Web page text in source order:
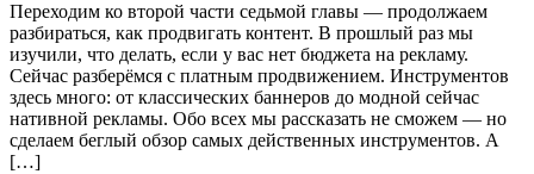
Переходим ко второй части седьмой главы — продолжаем
разбираться, как продвигать контент. В прошлый раз мы
изучили, что делать, если у вас нет бюджета на рекламу.
Сейчас разберёмся с платным продвижением. Инструментов
здесь много: от классических баннеров до модной сейчас
нативной рекламы. Обо всех мы рассказать не сможем — но
сделаем беглый обзор самых действенных инструментов. А
[…]